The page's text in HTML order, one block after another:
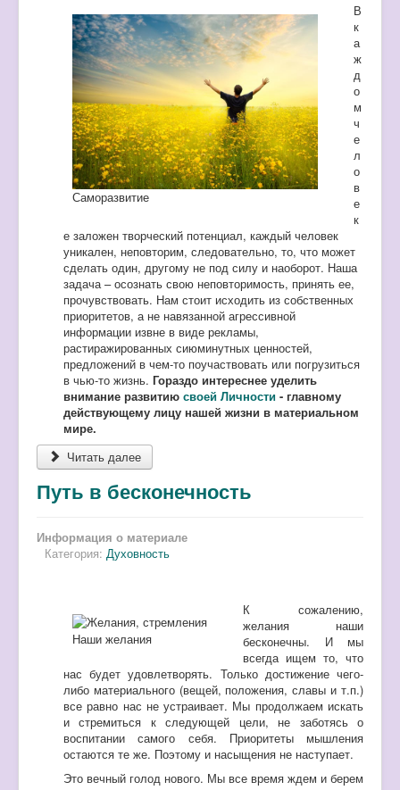
Саморазвитие
В
к
а
ж
д
о
м
ч
е
л
о
в
е
к
е заложен творческий потенциал, каждый человек
уникален, неповторим, следовательно, то, что может
сделать один, другому не под силу и наоборот. Наша
задача – осознать свою неповторимость, принять ее,
прочувствовать. Нам стоит исходить из собственных
приоритетов, а не навязанной агрессивной
информации извне в виде рекламы,
растиражированных сиюминутных ценностей,
предложений в чем-то поучаствовать или погрузиться
в чью-то жизнь. Гораздо интереснее уделить
внимание развитию своей Личности - главному
действующему лицу нашей жизни в материальном
мире.
Читать далее
Путь в бесконечность
Информация о материале
Категория: Духовность
Наши желания
К сожалению,
желания наши
бесконечны. И мы
всегда ищем то, что
нас будет удовлетворять. Только достижение чего-
либо материального (вещей, положения, славы и т.п.)
все равно нас не устраивает. Мы продолжаем искать
и стремиться к следующей цели, не заботясь о
воспитании самого себя. Приоритеты мышления
остаются те же. Поэтому и насыщения не наступает.
Это вечный голод нового. Мы все время ждем и берем